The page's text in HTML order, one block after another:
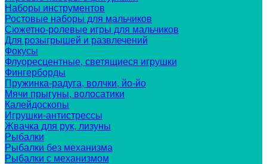
Наборы инструментов
Ростовые наборы для мальчиков
Сюжетно-ролевые игры для мальчиков
Для розыгрышей и развлечений
Фокусы
Флуоресцентные, светящиеся игрушки
Фингерборды
Пружинка-радуга, волчки, йо-йо
Мячи прыгуны, волосатики
Калейдоскопы
Игрушки-антистрессы
Жвачка для рук, лизуны
Рыбалки
Рыбалки без механизма
Рыбалки с механизмом